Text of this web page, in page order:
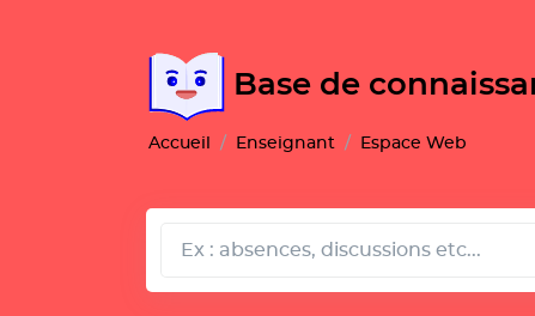
Base de
Accueil Enseignant Espace Web